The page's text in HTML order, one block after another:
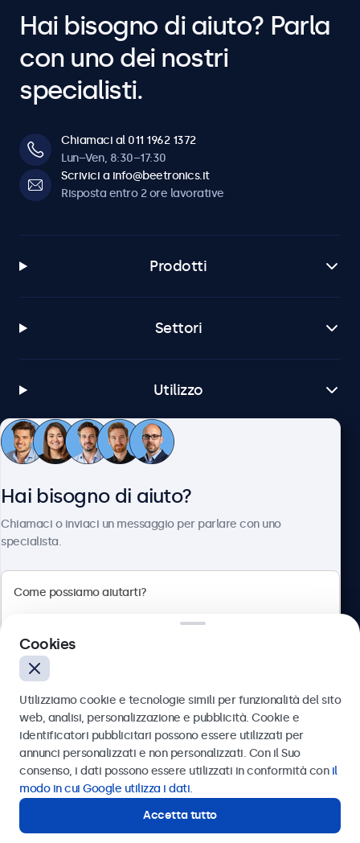
Hai bisogno di aiuto? Parla
con uno dei nostri
specialisti.
Chiamaci al 011 1962 1372
Lun–Ven, 8:30–17:30
Scrivici a info@beetronics.it
Risposta entro 2 ore lavorative
Prodotti
Settori
Utilizzo
Servizio Clienti
Italiano
Hai bisogno di aiuto?
Chiamaci o inviaci un messaggio per parlare con uno
specialista.
Inviare
Oppure chiamaci al
Contatta i nostri esperti
Cookies
Utilizziamo cookie e tecnologie simili per funzionalità del sito
web, analisi, personalizzazione e pubblicità. Cookie e
identificatori pubblicitari possono essere utilizzati per
annunci personalizzati e non personalizzati. Con il Suo
consenso, i dati possono essere utilizzati in conformità con il
modo in cui Google utilizza i dati.
Accetta tutto